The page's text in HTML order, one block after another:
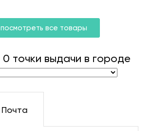
посмотреть все товары
0 точки выдачи в городе